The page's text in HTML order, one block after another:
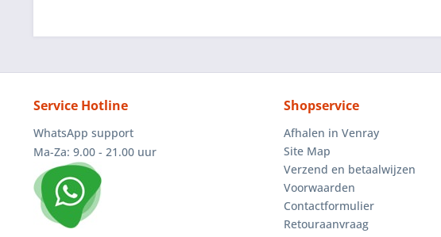
Service Hotline
WhatsApp support
Ma-Za: 9.00 - 21.00 uur
Shopservice
Afhalen in Venray
Site Map
Verzend en betaalwijzen
Voorwaarden
Contactformulier
Retouraanvraag